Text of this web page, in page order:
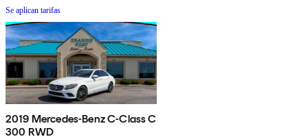
Se aplican tarifas
2019 Mercedes-Benz C-Class C
300 RWD